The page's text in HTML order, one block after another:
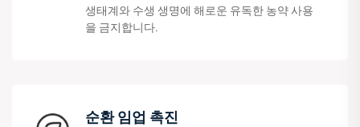
생태계와 수생 생명에 해로운 유독한 농약 사용
을 금지합니다.
순환 임업 촉진